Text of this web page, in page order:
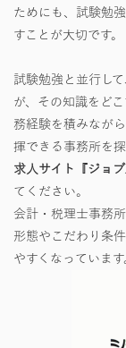
ためにも、試験勉
すことが大切です。
試験勉強と並行し
が、その知識をど
務経験を積みなが
揮できる事務所を探
求人サイト『ジョ
てください。
会計・税理士事務
形態やこだわり条
やすくなっています